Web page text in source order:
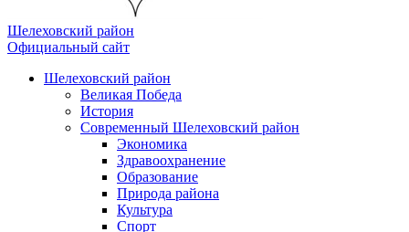
Шелеховский район
Официальный сайт
Шелеховский район
Великая Победа
История
Современный Шелеховский район
Экономика
Здравоохранение
Образование
Природа района
Культура
Спорт